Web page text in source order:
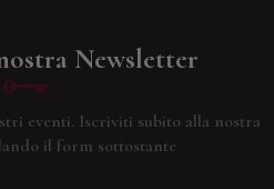
Newsletter
eventi. Iscriviti subito alla nostra
il form sottostante